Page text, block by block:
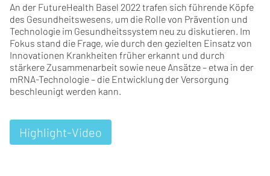
An der FutureHealth Basel 2022 trafen sich führende Köpfe
des Gesundheitswesens, um die Rolle von Prävention und
Technologie im Gesundheitssystem neu zu diskutieren. Im
Fokus stand die Frage, wie durch den gezielten Einsatz von
Innovationen Krankheiten früher erkannt und durch
stärkere Zusammenarbeit sowie neue Ansätze – etwa in der
mRNA-Technologie – die Entwicklung der Versorgung
beschleunigt werden kann.
Highlight-Video